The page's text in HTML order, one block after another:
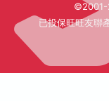
©2001-
已投保旺旺友聯